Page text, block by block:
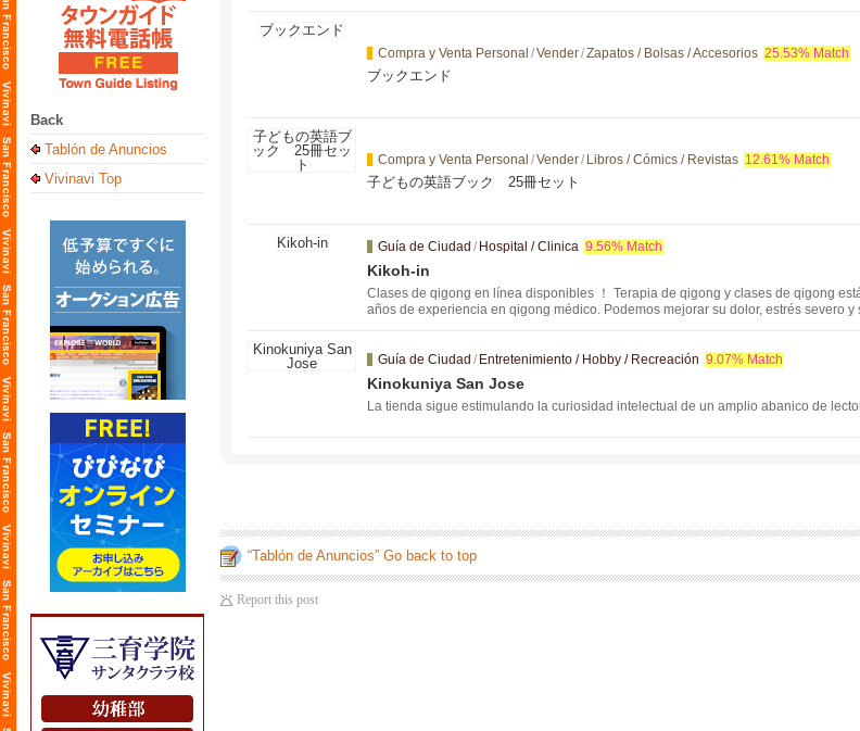
Back
Tablón de Anuncios
Vivinavi Top
Compra y Venta Personal /Vender/Zapatos / Bolsas / Accesorios 25.53% Match
ブックエンド
Compra y Venta Personal /Vender/ Libros / Cómics / Revistas 12.61% Match
子どもの英語ブック 25冊セット
Guía de Ciudad / Hospital / Clinica 9.56% Match
Kikoh-in
Clases de qigong en línea disponibles ！ Terapia de qigong y clases de qigong
años de experiencia en qigong médico. Podemos mejorar su dolor, estrés severo
Guía de Ciudad / Entretenimiento / Hobby / Recreación 9.07% Match
Kinokuniya San Jose
La tienda sigue estimulando la curiosidad intelectual de un amplio abanico de
“Tablón de Anuncios” Go back to top
Report this post